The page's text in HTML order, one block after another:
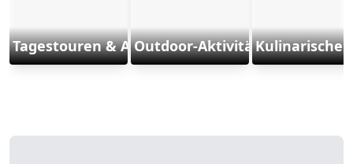
Tagestouren & AusflügeOutdoor-Aktivitäten und
Kulinarische